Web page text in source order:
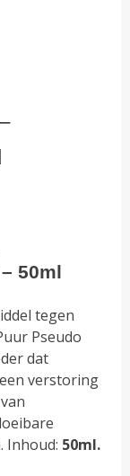
50ml
tegen
Pseudo
dat
verstoring
Inhoud: 50ml.